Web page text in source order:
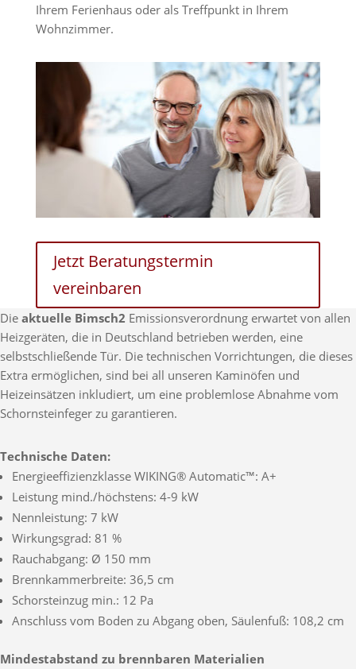
Ihrem Ferienhaus oder als Treffpunkt in Ihrem
Wohnzimmer.
Jetzt Beratungstermin
vereinbaren
Die aktuelle Bimsch2 Emissionsverordnung erwartet von allen
Heizgeräten, die in Deutschland betrieben werden, eine
selbstschließende Tür. Die technischen Vorrichtungen, die dieses
Extra ermöglichen, sind bei all unseren Kaminöfen und
Heizeinsätzen inkludiert, um eine problemlose Abnahme vom
Schornsteinfeger zu garantieren.
Technische Daten:
Energieeffizienzklasse WIKING® Automatic™: A+
Leistung mind./höchstens: 4-9 kW
Nennleistung: 7 kW
Wirkungsgrad: 81 %
Rauchabgang: Ø 150 mm
Brennkammerbreite: 36,5 cm
Schorsteinzug min.: 12 Pa
Anschluss vom Boden zu Abgang oben, Säulenfuß: 108,2 cm
Mindestabstand zu brennbaren Materialien